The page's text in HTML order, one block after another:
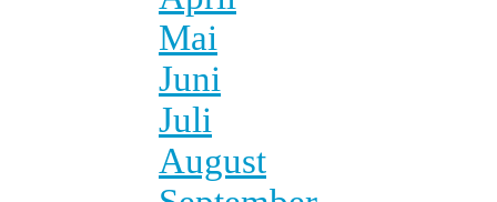
Mai
Juni
Juli
August